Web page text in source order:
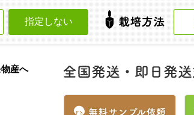
指定しない
産へ